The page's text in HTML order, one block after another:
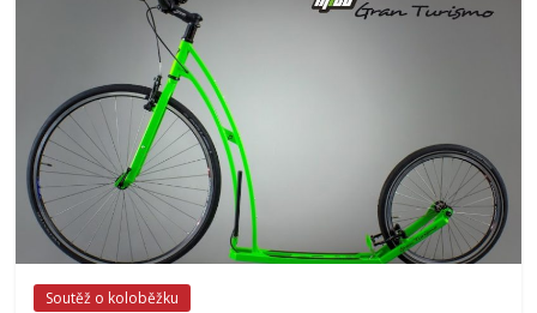
Soutěž o koloběžku